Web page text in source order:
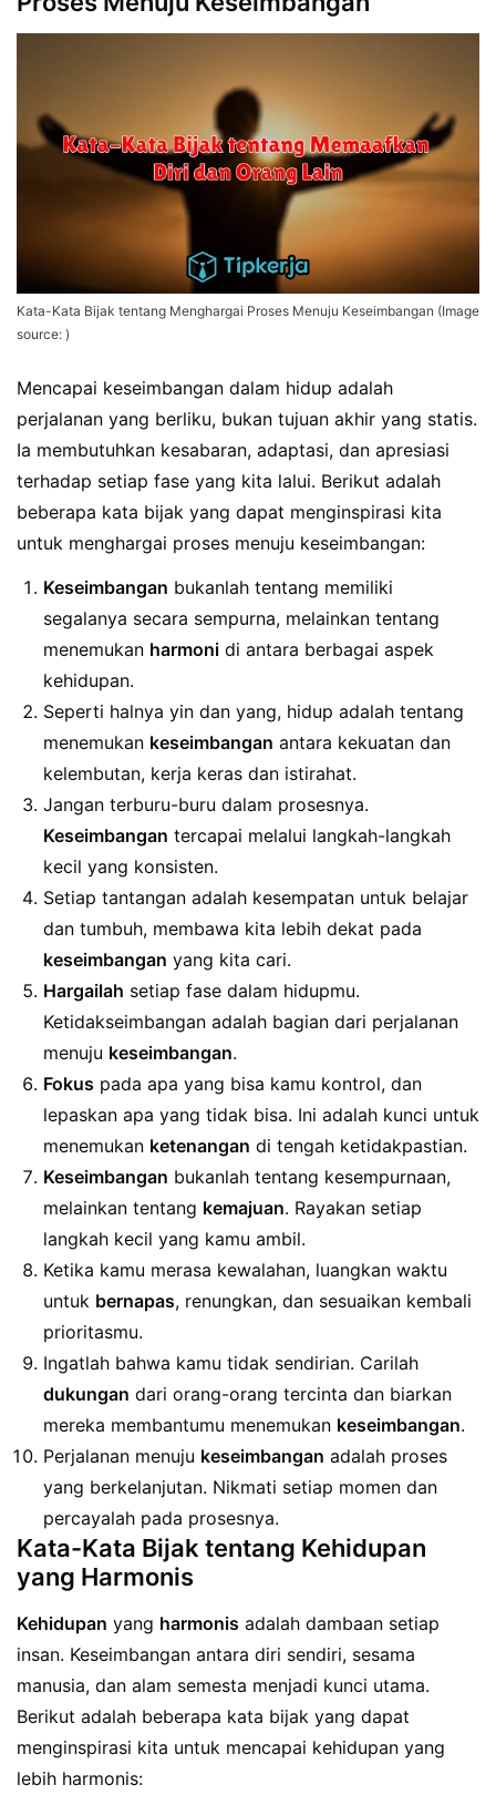
Kata-Kata Bijak tentang Menghargai Proses Menuju Keseimbangan (Image
source: )
Mencapai keseimbangan dalam hidup adalah
perjalanan yang berliku, bukan tujuan akhir yang statis.
Ia membutuhkan kesabaran, adaptasi, dan apresiasi
terhadap setiap fase yang kita lalui. Berikut adalah
beberapa kata bijak yang dapat menginspirasi kita
untuk menghargai proses menuju keseimbangan:
Keseimbangan bukanlah tentang memiliki
segalanya secara sempurna, melainkan tentang
menemukan harmoni di antara berbagai aspek
kehidupan.
Seperti halnya yin dan yang, hidup adalah tentang
menemukan keseimbangan antara kekuatan dan
kelembutan, kerja keras dan istirahat.
Jangan terburu-buru dalam prosesnya.
Keseimbangan tercapai melalui langkah-langkah
kecil yang konsisten.
Setiap tantangan adalah kesempatan untuk belajar
dan tumbuh, membawa kita lebih dekat pada
keseimbangan yang kita cari.
Hargailah setiap fase dalam hidupmu.
Ketidakseimbangan adalah bagian dari perjalanan
menuju keseimbangan.
Fokus pada apa yang bisa kamu kontrol, dan
lepaskan apa yang tidak bisa. Ini adalah kunci untuk
menemukan ketenangan di tengah ketidakpastian.
Keseimbangan bukanlah tentang kesempurnaan,
melainkan tentang kemajuan. Rayakan setiap
langkah kecil yang kamu ambil.
Ketika kamu merasa kewalahan, luangkan waktu
untuk bernapas, renungkan, dan sesuaikan kembali
prioritasmu.
Ingatlah bahwa kamu tidak sendirian. Carilah
dukungan dari orang-orang tercinta dan biarkan
mereka membantumu menemukan keseimbangan.
Perjalanan menuju keseimbangan adalah proses
yang berkelanjutan. Nikmati setiap momen dan
percayalah pada prosesnya.
Kata-Kata Bijak tentang Kehidupan
yang Harmonis
Kehidupan yang harmonis adalah dambaan setiap
insan. Keseimbangan antara diri sendiri, sesama
manusia, dan alam semesta menjadi kunci utama.
Berikut adalah beberapa kata bijak yang dapat
menginspirasi kita untuk mencapai kehidupan yang
lebih harmonis: